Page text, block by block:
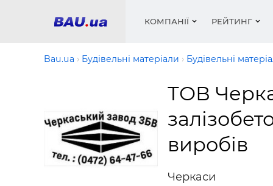
КОМПАНІЇ
Вікна
Фарби,
РЕЙТИНГ
Меблі
Труби,
Сипучі
цемент
Bau.ua Будівельні матеріали Будівельні
ТОВ
виробів
Черкаси